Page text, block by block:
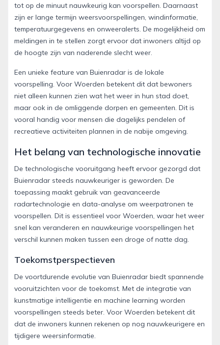
tot op de minuut nauwkeurig kan voorspellen. Daarnaast
zijn er lange termijn weersvoorspellingen, windinformatie,
temperatuurgegevens en onweeralerts. De mogelijkheid om
meldingen in te stellen zorgt ervoor dat inwoners altijd op
de hoogte zijn van naderende slecht weer.
Een unieke feature van Buienradar is de lokale
voorspelling. Voor Woerden betekent dit dat bewoners
niet alleen kunnen zien wat het weer in hun stad doet,
maar ook in de omliggende dorpen en gemeenten. Dit is
vooral handig voor mensen die dagelijks pendelen of
recreatieve activiteiten plannen in de nabije omgeving.
Het belang van technologische innovatie
De technologische vooruitgang heeft ervoor gezorgd dat
Buienradar steeds nauwkeuriger is geworden. De
toepassing maakt gebruik van geavanceerde
radartechnologie en data-analyse om weerpatronen te
voorspellen. Dit is essentieel voor Woerden, waar het weer
snel kan veranderen en nauwkeurige voorspellingen het
verschil kunnen maken tussen een droge of natte dag.
Toekomstperspectieven
De voortdurende evolutie van Buienradar biedt spannende
vooruitzichten voor de toekomst. Met de integratie van
kunstmatige intelligentie en machine learning worden
voorspellingen steeds beter. Voor Woerden betekent dit
dat de inwoners kunnen rekenen op nog nauwkeurigere en
tijdigere weersinformatie.